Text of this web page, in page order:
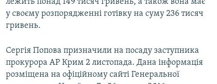
у своєму розпорядженні готівку на суму 236 тисяч
гривень.
Сергія Попова призначили на посаду заступника
прокурора АР Крим 2 листопада. Дана інформація
розміщена на офіційному сайті Генеральної